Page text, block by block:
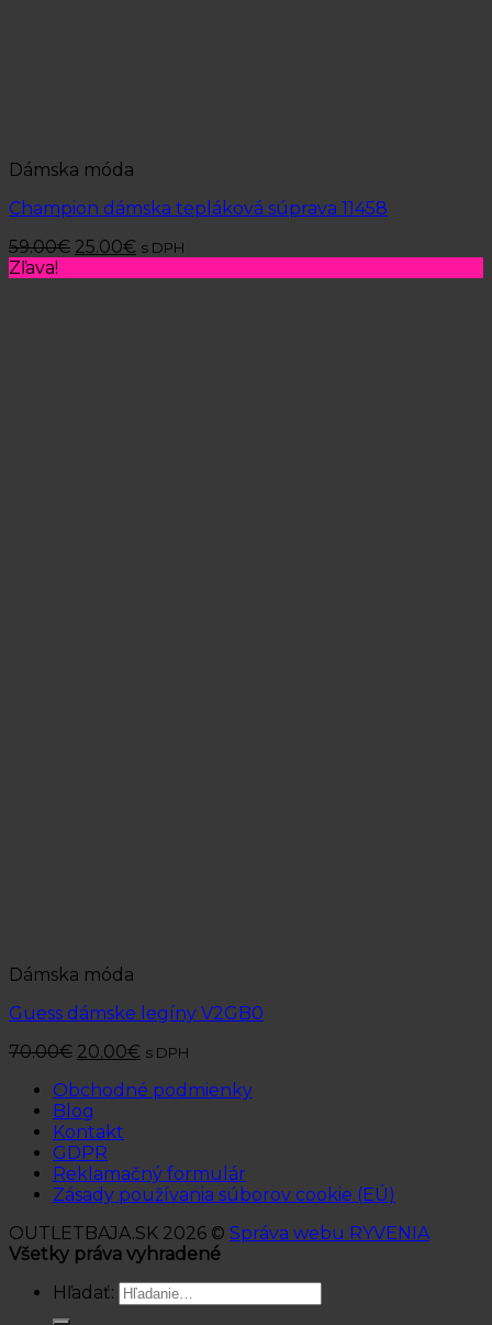
Dámska móda
Champion dámska tepláková súprava 11458
59.00€ 25.00€ s DPH
Zľava!
Dámska móda
Guess dámske legíny V2GB0
70.00€ 20.00€ s DPH
Obchodné podmienky
Blog
Kontakt
GDPR
Reklamačný formulár
Zásady používania súborov cookie (EÚ)
OUTLETBAJA.SK 2026 © Správa webu RYVENIA
Všetky práva vyhradené
Hľadať: